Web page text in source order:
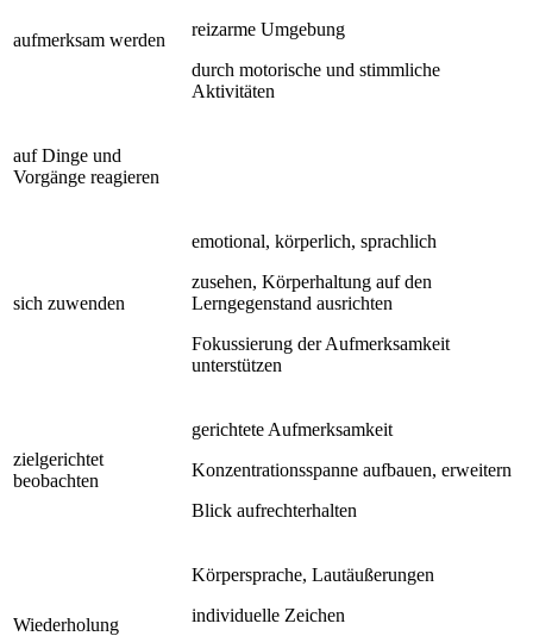
aufmerksam werden
reizarme Umgebung
durch motorische und stimmliche
Aktivitäten
auf Dinge und
Vorgänge reagieren
sich zuwenden
emotional, körperlich, sprachlich
zusehen, Körperhaltung auf den
Lerngegenstand ausrichten
Fokussierung der Aufmerksamkeit
unterstützen
zielgerichtet
beobachten
gerichtete Aufmerksamkeit
Konzentrationsspanne aufbauen, erweitern
Blick aufrechterhalten
Wiederholung
Körpersprache, Lautäußerungen
individuelle Zeichen